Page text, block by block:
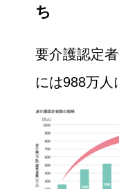
ち
要介護認定
には988万人